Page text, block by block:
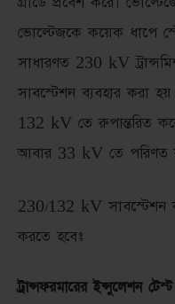
ভোল্টেজকে কয়েক ধাপে
সাধারণত 230 kV
সাবস্টেশন ব্যবহার করা
132 kV তে রুপান্তরিত
আবার 33 kV তে পরিণত
230/132 kV সাবস্টেশন
করতে হবেঃ
ট্রান্সফরমারের ইন্সুলেশন টেস্ট